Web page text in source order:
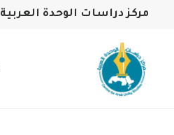
مركز دراسات الوحدة العربية